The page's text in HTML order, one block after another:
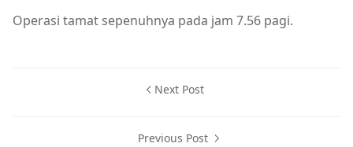
Operasi tamat sepenuhnya pada jam 7.56 pagi.
Next Post
Previous Post